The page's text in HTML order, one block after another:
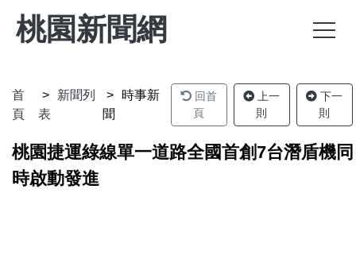
桃園新聞網
首
頁
新聞列
表
時事新
聞
回首
頁
上一
則
下一
則
桃園捷運綠線單一道路全國首創7台潛盾機同
時啟動發進